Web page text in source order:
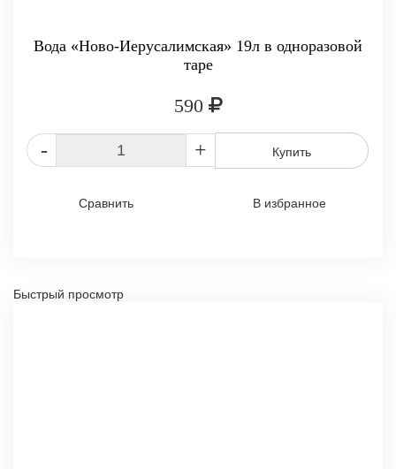
Вода «Ново-Иерусалимская» 19л в одноразовой
таре
590
- + Купить
Сравнить В избранное
Быстрый просмотр